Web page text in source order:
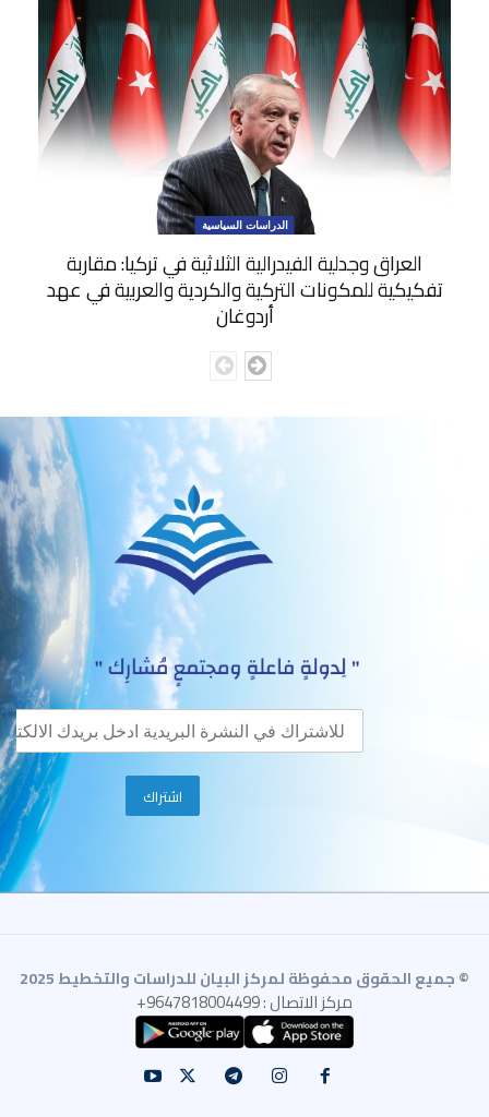
الدراسات السياسية
العراق وجدلية الفيدرالية الثلاثية في تركيا: مقاربة
تفكيكية للمكونات التركية والكردية والعربية في عهد
أردوغان
© جميع الحقوق محفوظة لمركز البيان للدراسات والتخطيط 2025
مركز الاتصال : 9647818004499+